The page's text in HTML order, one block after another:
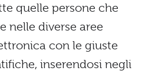
quelle persone che
nelle diverse aree
con le giuste
inserendosi negli